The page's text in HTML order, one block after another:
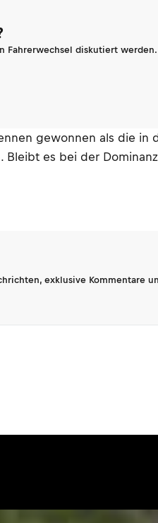
diskutiert
gewonnen als die
es bei der
exklusive Kommentare